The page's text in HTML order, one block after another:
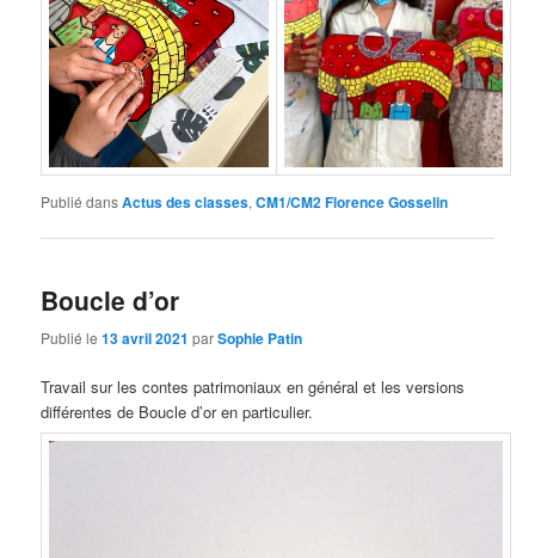
Publié dansActus des classes,CM1/CM2 Florence Gosselin
Boucle d’or
Publié le13 avril 2021 parSophie Patin
Travail sur les contes patrimoniaux en général et les versions
différentes de Boucle d’or en particulier.